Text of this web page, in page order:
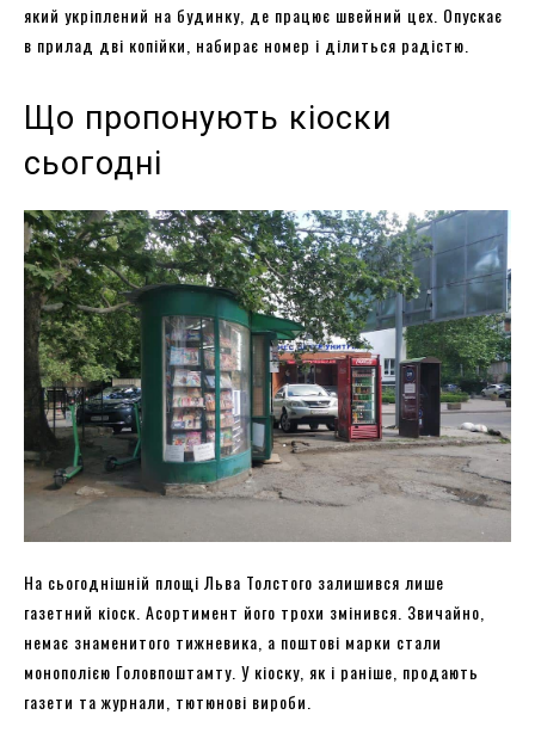
який укріплений на будинку, де працює швейний цех. Опускає
в прилад дві копійки, набирає номер і ділиться радістю.
Що пропонують кіоски
сьогодні
На сьогоднішній площі Льва Толстого залишився лише
газетний кіоск. Асортимент його трохи змінився. Звичайно,
немає знаменитого тижневика, а поштові марки стали
монополією Головпоштамту. У кіоску, як і раніше, продають
газети та журнали, тютюнові вироби.